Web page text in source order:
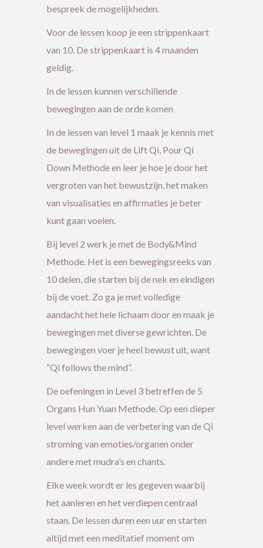
bespreek de mogelijkheden.
Voor de lessen koop je een strippenkaart
van 10. De strippenkaart is 4 maanden
geldig.
In de lessen kunnen verschillende
bewegingen aan de orde komen
In de lessen van level 1 maak je kennis met
de bewegingen uit de Lift Qi, Pour Qi
Down Methode en leer je hoe je door het
vergroten van het bewustzijn, het maken
van visualisaties en affirmaties je beter
kunt gaan voelen.
Bij level 2 werk je met de Body&Mind
Methode. Het is een bewegingsreeks van
10 delen, die starten bij de nek en eindigen
bij de voet. Zo ga je met volledige
aandacht het hele lichaam door en maak je
bewegingen met diverse gewrichten. De
bewegingen voer je heel bewust uit, want
“Qi follows the mind”.
De oefeningen in Level 3 betreffen de 5
Organs Hun Yuan Methode. Op een dieper
level werken aan de verbetering van de Qi
stroming van emoties/organen onder
andere met mudra’s en chants.
Elke week wordt er les gegeven waarbij
het aanleren en het verdiepen centraal
staan. De lessen duren een uur en starten
altijd met een meditatief moment om